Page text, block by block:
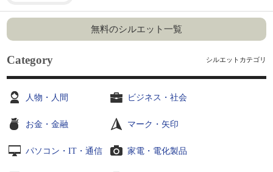
無料のシルエット一覧
Category シルエットカテゴリ
人物・人間 ビジネス・社会
お金・金融 マーク・矢印
パソコン・IT・通信 家電・電化製品